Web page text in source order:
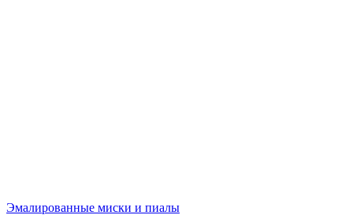
Эмалированные миски и пиалы